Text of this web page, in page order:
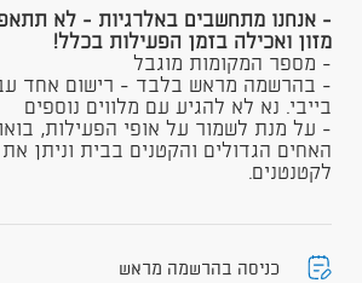
- אנחנו מתחשבים באלרגיות - לא
מזון ואכילה בזמן הפעילות בכלל!
- מספר המקומות מוגבל
- בהרשמה מראש בלבד - רישום אחד
בייבי. נא לא להגיע עם מלווים נוספים
- על מנת לשמור על אופי הפעילות,
האחים הגדולים והקטנים בבית וניתן
לקטנטנים.
כניסה בהרשמה מראש